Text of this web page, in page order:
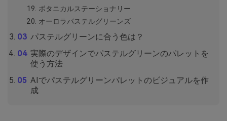
ボタニカルステーショナリー
オーロラパステルグリーンズ
パステルグリーンに合う色は？
実際のデザインでパステルグリーンのパレットを
使う方法
AIでパステルグリーンパレットのビジュアルを作
成